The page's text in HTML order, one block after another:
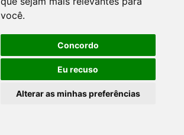
você.
Concordo
Eu recuso
Alterar as minhas preferências